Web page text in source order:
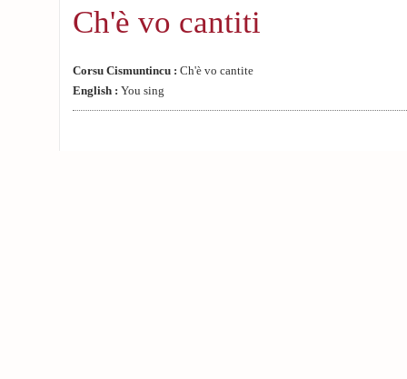
Ch'è vo cantiti
Corsu Cismuntincu : Ch'è vo cantite
English : You sing